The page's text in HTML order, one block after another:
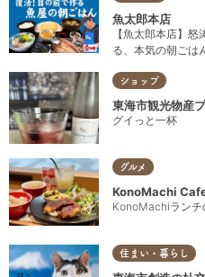
魚太郎本店
【魚太郎本店】
る、本気の朝ごは
ショップ
東海市観光物産
グイっと一杯
グルメ
KonoMachi
KonoMachiランチ
住まい・暮らし